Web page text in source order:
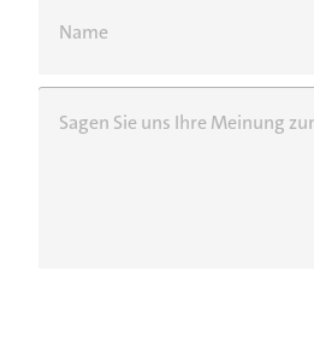
Name
Sagen Sie uns Ihre Meinung